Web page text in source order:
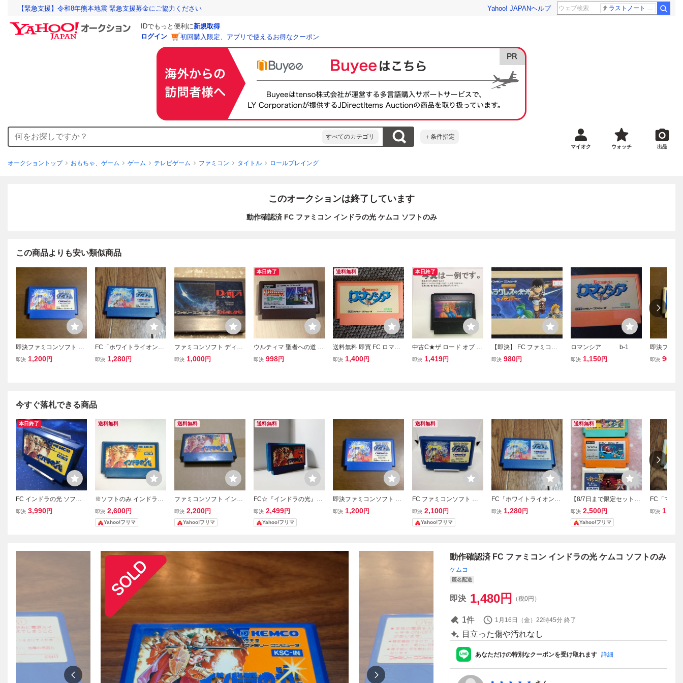
【緊急支援】令和8年熊本地震 緊急支援募金にご協力ください Yahoo! JAPANヘルプ ラストノート 内田有紀
IDでもっと便利に新規取得
ログイン
初回購入限定、アプリで使えるお得なクーポン
すべてのカテゴリ ＋条件指定
マイオク ウォッチ 出品
オークショントップ おもちゃ、ゲーム ゲーム テレビゲーム ファミコン タイトル ロールプレイング
このオークションは終了しています
動作確認済 FC ファミコン インドラの光 ケムコ ソフトのみ
この商品よりも安い類似商品
即決ファミコンソフト ホ
ワイトライオン伝説 ピラ
即決 1,200円
FC「ホワイトライオン伝
説 -ピラミッドの彼方
即決 1,280円
ファミコンソフト ディー
ヴァ DAIVA TOEMILAND
即決 1,000円
本日終了
ウルティマ 聖者への道 フ
ァミコン ソフトのみ
即決 998円
送料無料
送料無料 即買 FC ロマン
シア メンテ済
即決 1,400円
本日終了
中古C★ザ ロード オブ キ
ング★ファミコンソフト
即決 1,419円
【即決】 FC ファミコン
ヘラクレスの栄光2 タイ
即決 980円
ロマンシア b-1
即決 1,150円
即決ファミ
ラクレスの
即決 900
今すぐ落札できる商品
本日終了
FC インドラの光 ソフト
のみ 清掃動作確認済
即決 3,990円
送料無料
※ソフトのみ インドラの
光 FC
即決 2,600円
Yahoo!フリマ
送料無料
ファミコンソフト インド
ラの光 JAM.中古 200円
即決 2,200円
Yahoo!フリマ
送料無料
FC☆『インドラの光』★
☆ファミコンソフト★レ
トロゲーム☆まとめ買い
対応☆ 【動作確認済み】
即決 2,499円
Yahoo!フリマ
即決ファミコンソフト ホ
ワイトライオン伝説 ピラ
即決 1,200円
送料無料
FC ファミコンソフト ホ
ワイトライオン伝説 ピラ
ミッドの彼方に
即決 2,100円
Yahoo!フリマ
FC「ホワイトライオン伝
説 -ピラミッドの彼方
即決 1,280円
送料無料
【8/7日まで限定セット
文章必読】 FC アイギー
ナの予言 クルクルランド
マドゥーラの翼
即決 2,500円
Yahoo!フリマ
FC「マハ
のみ
即決 1,680
動作確認済 FC ファミコン インドラの光 ケムコ ソフトのみ
ケムコ
匿名配送
即決 1,480円 （税0円）
1件 1月16日（金）22時45分 終了
目立った傷や汚れなし
あなただけの特別なクーポンを受け取れます 詳細